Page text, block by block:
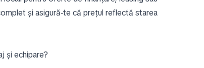
și asigură-te că prețul reflectă starea
și echipare?